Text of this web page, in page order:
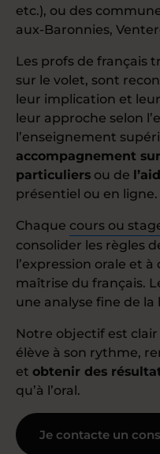
etc.), ou des
aux-Baronnies,
Les profs de français
sur le volet, sont
leur implication et
leur approche selon
l’enseignement
accompagnement
particuliers ou de
présentiel ou en ligne.
Chaque cours ou
consolider les règles
l’expression orale et
maîtrise du français.
une analyse fine de la
Notre objectif est
élève à son rythme,
et obtenir des
qu’à l’oral.
Je contacte un